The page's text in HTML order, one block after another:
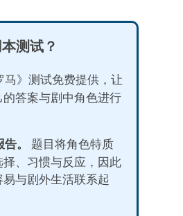
测试？
马》测试免费提供，让
答案与剧中角色进行
。
题目将角色特质
、习惯与反应，因此
与剧外生活联系起